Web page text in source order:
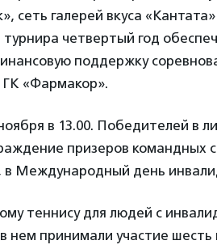
галерей вкуса
четвертый год
поддержку
«Фармакор».
в 13.00. Победителей в
призеров командных
в Международный день
теннису для людей с
в нем принимали участие